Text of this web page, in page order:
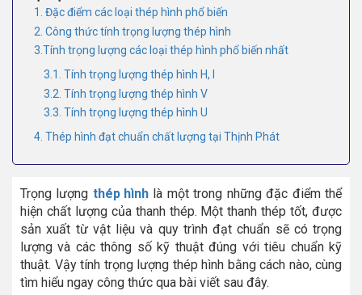
1. Đặc điểm các loại thép hình phổ biến
2. Công thức tính trọng lượng thép hình
3.Tính trọng lượng các loại thép hình phổ biến nhất
3.1. Tính trọng lượng thép hình H, I
3.2. Tính trọng lượng thép hình V
3.3. Tính trọng lượng thép hình U
4. Thép hình đạt chuẩn chất lượng tại Thịnh Phát
Trọng lượng thép hìnhlà một trong những đặc điểm thể
hiện chất lượng của thanh thép. Một thanh thép tốt, được
sản xuất từ vật liệu và quy trình đạt chuẩn sẽ có trọng
lượng và các thông số kỹ thuật đúng với tiêu chuẩn kỹ
thuật. Vậy tính trọng lượng thép hình bằng cách nào, cùng
tìm hiểu ngay công thức qua bài viết sau đây.